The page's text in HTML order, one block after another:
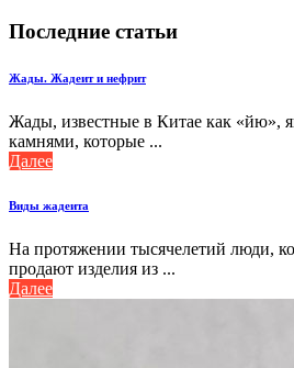
Последние статьи
Жады. Жадеит и нефрит
Жады, известные в Китае как «йю»,
камнями, которые ...
Далее
Виды жадеита
На протяжении тысячелетий люди,
продают изделия из ...
Далее